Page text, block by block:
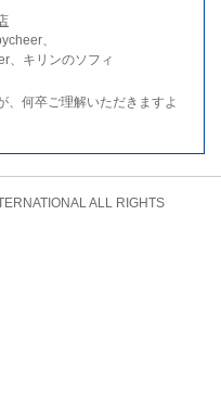
、
、キリンのソフィ
、何卒ご理解いただきますよ